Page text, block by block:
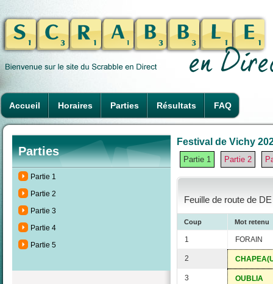
Accueil Horaires Parties Résultats FAQ
Parties
Partie 1
Partie 2
Partie 3
Partie 4
Partie 5
Festival de Vichy
Partie 1 Partie 2
Feuille de route de
Coup Mot retenu
1 FORAIN
2
3 OUBLIA